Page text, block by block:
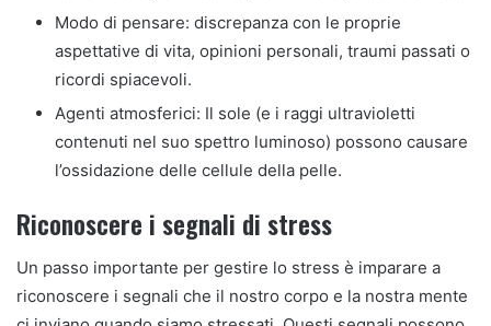
Modo di pensare: discrepanza con le proprie
aspettative di vita, opinioni personali, traumi passati o
ricordi spiacevoli.
Agenti atmosferici: Il sole (e i raggi ultravioletti
contenuti nel suo spettro luminoso) possono causare
l’ossidazione delle cellule della pelle.
Riconoscere i segnali di stress
Un passo importante per gestire lo stress è imparare a
riconoscere i segnali che il nostro corpo e la nostra mente